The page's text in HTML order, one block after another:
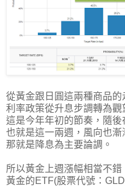
從黃金跟日圓這兩種商品的
利率政策從升息步調轉為觀
這是今年年初的節奏，隨後
也就是這一兩週，風向也漸
那就是降息為主要論調。
所以黃金上週漲幅相當不錯
黃金的ETF(股票代號：